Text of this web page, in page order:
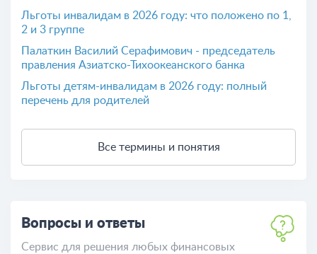
Льготы инвалидам в 2026 году: что положено по 1,
2 и 3 группе
Палаткин Василий Серафимович - председатель
правления Азиатско-Тихоокеанского банка
Льготы детям-инвалидам в 2026 году: полный
перечень для родителей
Все термины и понятия
Вопросы и ответы
Сервис для решения любых финансовых